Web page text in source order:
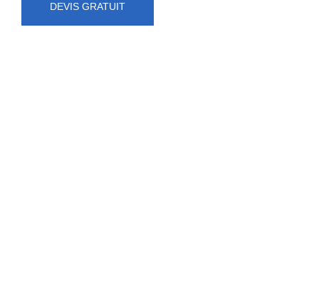
DEVIS GRATUIT